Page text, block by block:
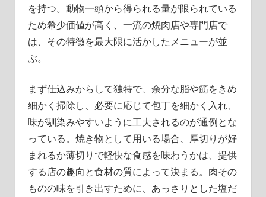
を持つ。動物一頭から得られる量が限られている
ため希少価値が高く、一流の焼肉店や専門店で
は、その特徴を最大限に活かしたメニューが並
ぶ。
まず仕込みからして独特で、余分な脂や筋をきめ
細かく掃除し、必要に応じて包丁を細かく入れ、
味が馴染みやすいように工夫されるのが通例とな
っている。焼き物として用いる場合、厚切りが好
まれるか薄切りで軽快な食感を味わうかは、提供
する店の趣向と食材の質によって決まる。肉その
ものの味を引き出すために、あっさりとした塩だ